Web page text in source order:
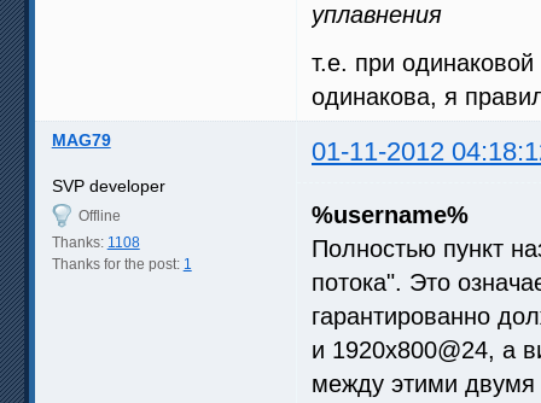
уплавнения
т.е. при
одинакова, я
MAG79 01-11-2012
SVP developer
Offline
Thanks: 1108
Thanks for the post: 1
%username%
Полностью пункт
потока". Это
гарантированно
и 1920x800@24, а
между этими двумя